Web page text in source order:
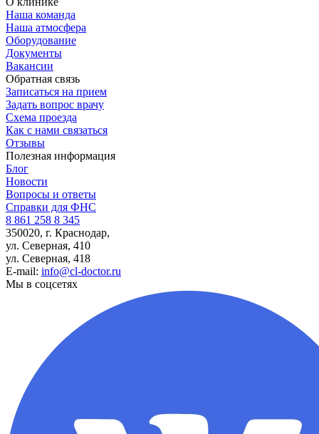
Наша команда
Наша атмосфера
Оборудование
Документы
Вакансии
Обратная связь
Записаться на прием
Задать вопрос врачу
Схема проезда
Как с нами связаться
Отзывы
Полезная информация
Блог
Новости
Вопросы и ответы
Справки для ФНС
8 861 258 8 345
350020, г. Краснодар,
ул. Северная, 410
ул. Северная, 418
E-mail: info@cl-doctor.ru
Мы в соцсетях